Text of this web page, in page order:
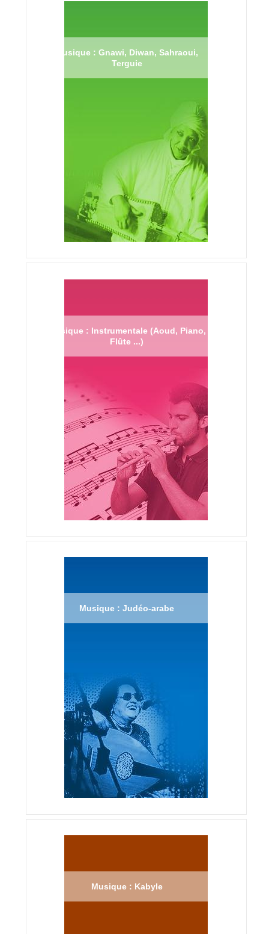
Musique : Gnawi, Diwan, Sahraoui,
Terguie
Musique : Instrumentale (Aoud, Piano,
Flûte ...)
Musique : Judéo-arabe
Musique : Kabyle